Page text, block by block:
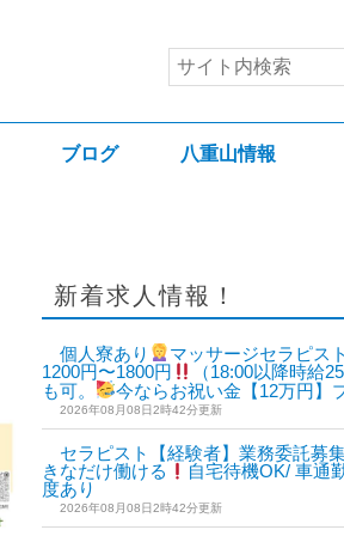
ブログ 八重山情報
新着求人情報！
個人寮あり
マッサージセラピス
1200円〜1800円
（18:00以降時給
も可。
今ならお祝い金【12万円】
2026年08月08日2時42分更新
セラピスト【経験者】業務委託募
きなだけ働ける
自宅待機OK/ 車通
度あり
2026年08月08日2時42分更新